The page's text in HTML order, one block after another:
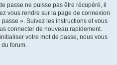
passe ne puisse pas être récupéré, il
vous rendre sur la page de connexion
». Suivez les instructions et vous
connecter de nouveau rapidement.
votre mot de passe, nous vous
forum.